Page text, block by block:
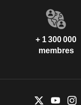
+ 1 300 000
membres